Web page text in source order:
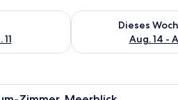
für morgen, Aug. 10 - Aug. 11.
Dieses
Aug. 14 -
Überprüfe die
zwei Stühlen, einem Schreibtisch und
Ein